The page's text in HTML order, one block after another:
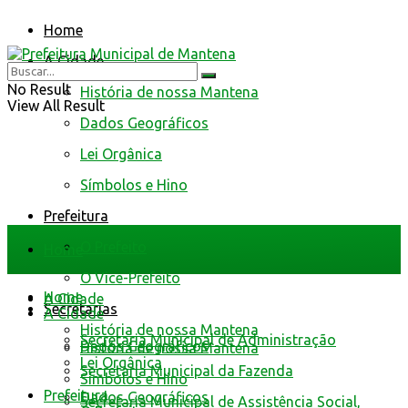
Home
A Cidade
História de nossa Mantena
Dados Geográficos
Lei Orgânica
Símbolos e Hino
Prefeitura
O Vice-Prefeito
Secretarias
Secretaria Municipal de Administração
Secretaria Municipal da Fazenda
Secretaria Municipal de Assistência Social,
No Result
View All Result
Home
A Cidade
História de nossa Mantena
Dados Geográficos
Home
A Cidade
História de nossa Mantena
Dados Geográficos
Lei Orgânica
Símbolos e Hino
Prefeitura